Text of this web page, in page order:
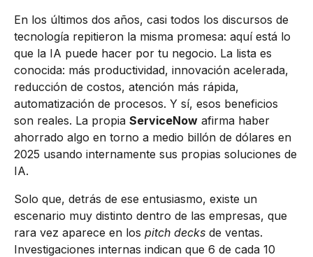
En los últimos dos años, casi todos los discursos de
tecnología repitieron la misma promesa: aquí está lo
que la IA puede hacer por tu negocio. La lista es
conocida: más productividad, innovación acelerada,
reducción de costos, atención más rápida,
automatización de procesos. Y sí, esos beneficios
son reales. La propia ServiceNow afirma haber
ahorrado algo en torno a medio billón de dólares en
2025 usando internamente sus propias soluciones de
IA.
Solo que, detrás de ese entusiasmo, existe un
escenario muy distinto dentro de las empresas, que
rara vez aparece en los pitch decks de ventas.
Investigaciones internas indican que 6 de cada 10